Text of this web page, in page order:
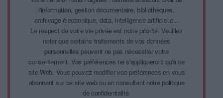
l'information, gestion documentaire, bibliothèques,
archivage électronique, data, intelligence artificielle...
Le respect de votre vie privée est notre priorité. Veuillez
noter que certains traitements de vos données
personnelles peuvent ne pas nécessiter votre
consentement. Vos préférences ne s'appliqueront qu'à ce
site Web. Vous pouvez modifier vos préférences en vous
abonnant sur ce site web ou en consultant notre politique
de confidentialité.